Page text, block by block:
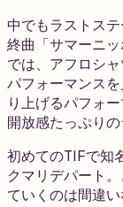
中でもラストス
終曲「サマーニ
では、アフロシ
パフォーマンス
り上げるパフォ
開放感たっぷりの
初めてのTIFで知
クマリデパート
ていくのは間違い